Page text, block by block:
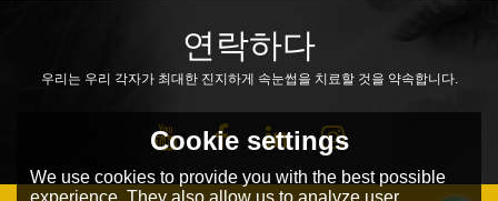
연락하다
우리는 우리 각자가 최대한 진지하게 속눈썹을 치료할 것을 약속합니다.
Cookie settings
We use cookies to provide you with the best possible
experience. They also allow us to analyze user